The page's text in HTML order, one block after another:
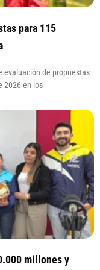
para 115
evaluación de propuestas
2026 en los
millones y